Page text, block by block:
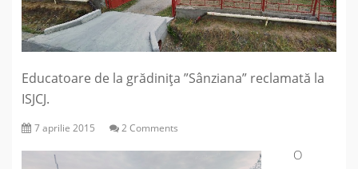
Educatoare de la grădinița ”Sânziana” reclamată la
ISJCJ.
7 aprilie 2015 2 Comments
O